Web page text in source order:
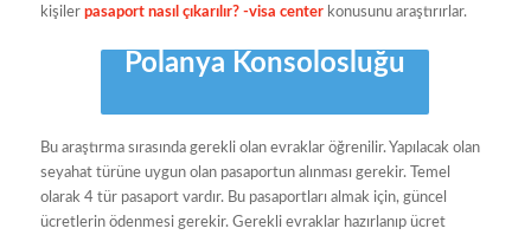
kişiler pasaport nasıl çıkarılır? -visa centerkonusunu araştırırlar.
Polanya Konsolosluğu
Bu araştırma sırasında gerekli olan evraklar öğrenilir. Yapılacak olan
seyahat türüne uygun olan pasaportun alınması gerekir. Temel
olarak 4 tür pasaport vardır. Bu pasaportları almak için, güncel
ücretlerin ödenmesi gerekir. Gerekli evraklar hazırlanıp ücret